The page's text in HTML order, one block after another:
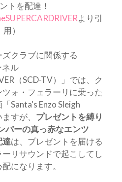
トを配達！
より引
用）
クラブに関係する
ネル
（SCD-TV）」では、ク
ォ・フェラーリに乗った
Santa's Enzo Sleigh
すが、 プレゼントを縛り
バーの真っ赤なエンツ
達は、プレゼントを届ける
リサウンドで起こしてし
になります。